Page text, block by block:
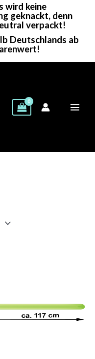
wird keine
geknackt, denn
verpackt!
Deutschlands ab